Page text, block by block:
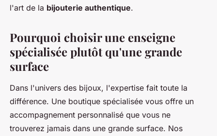
l'art de la bijouterie authentique.
Pourquoi choisir une enseigne
spécialisée plutôt qu'une grande
surface
Dans l'univers des bijoux, l'expertise fait toute la
différence. Une boutique spécialisée vous offre un
accompagnement personnalisé que vous ne
trouverez jamais dans une grande surface. Nos